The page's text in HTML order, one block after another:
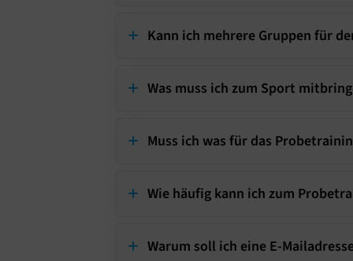
Kann ich mehrere Gruppen für
Was muss ich zum Sport
Muss ich was für das
Wie häufig kann ich zum
Warum soll ich eine E-